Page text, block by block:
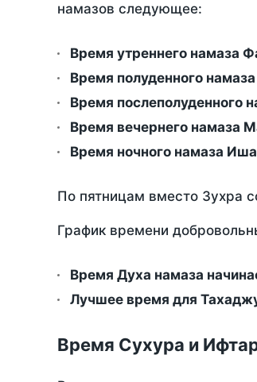
намазов следующее:
Время утреннего намаза
Время полуденного
Время послеполуденного
Время вечернего намаза
Время ночного намаза
По пятницам вместо Зухра
График времени
Время Духа намаза
Лучшее время для
Время Сухура и